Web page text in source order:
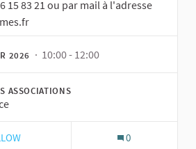
15 83 21 ou par mail à l'adresse
2026 · 10:00 - 12:00
ASSOCIATIONS
0